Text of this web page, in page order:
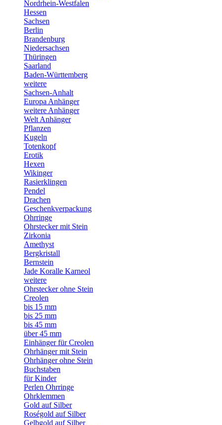
Nordrhein-Westfalen
Hessen
Sachsen
Berlin
Brandenburg
Niedersachsen
Thüringen
Saarland
Baden-Württemberg
weitere
Sachsen-Anhalt
Europa Anhänger
weitere Anhänger
Welt Anhänger
Pflanzen
Kugeln
Totenkopf
Erotik
Hexen
Wikinger
Rasierklingen
Pendel
Drachen
Geschenkverpackung
Ohrringe
Ohrstecker mit Stein
Zirkonia
Amethyst
Bergkristall
Bernstein
Jade Koralle Karneol
weitere
Ohrstecker ohne Stein
Creolen
bis 15 mm
bis 25 mm
bis 45 mm
über 45 mm
Einhänger für Creolen
Ohrhänger mit Stein
Ohrhänger ohne Stein
Buchstaben
für Kinder
Perlen Ohrringe
Ohrklemmen
Gold auf Silber
Roségold auf Silber
Gelbgold auf Silber